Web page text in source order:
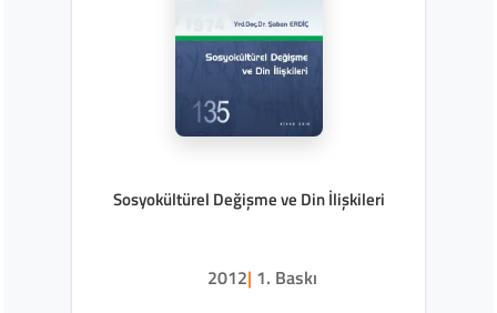
Sosyokültürel Değişme ve Din İlişkileri
2012| 1. Baskı